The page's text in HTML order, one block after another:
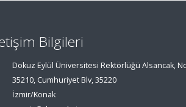
Bilgileri
Dokuz Eylül Üniversitesi Rektörlüğü Alsancak,
35210, Cumhuriyet Blv, 35220
İzmir/Konak